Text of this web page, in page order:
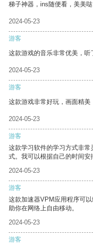
梯子神器，ins随便看，美美哒
2024-05-23
游客
这款游戏的音乐非常优美，听
2024-05-23
游客
这款游戏非常好玩，画面精美
2024-05-23
游客
这款学习软件的学习方式非
式。我可以根据自己的时间安
2024-05-23
游客
这款加速器VPM应用程序可
助你在网络上自由移动。
2024-05-23
游客